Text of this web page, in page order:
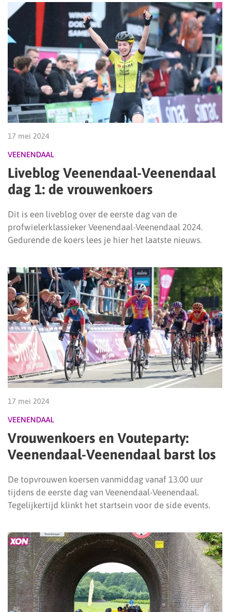
17 mei 2024
VEENENDAAL
Liveblog Veenendaal-Veenendaal
dag 1: de vrouwenkoers
Dit is een liveblog over de eerste dag van de
profwielerklassieker Veenendaal-Veenendaal 2024.
Gedurende de koers lees je hier het laatste nieuws.
17 mei 2024
VEENENDAAL
Vrouwenkoers en Vouteparty:
Veenendaal-Veenendaal barst los
De topvrouwen koersen vanmiddag vanaf 13.00 uur
tijdens de eerste dag van Veenendaal-Veenendaal.
Tegelijkertijd klinkt het startsein voor de side events.